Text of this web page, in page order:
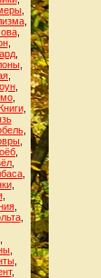
,
,
,
,
Книги,
,
,
,
,
,
,